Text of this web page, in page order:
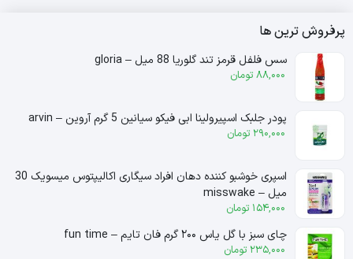
پرفروش ترین ها
سس فلفل قرمز تند گلوریا 88 میل – gloria
88,000 تومان
پودر جلبک اسپیرولینا ابی فیکو سیانین 5 گرم آروین – arvin
290,000 تومان
اسپری خوشبو کننده دهان افراد سیگاری اکالیپتوس میسویک 30
میل – misswake
154,000 تومان
چای سبز با گل یاس ۲۰۰ گرم فان تایم – fun time
235,000 تومان